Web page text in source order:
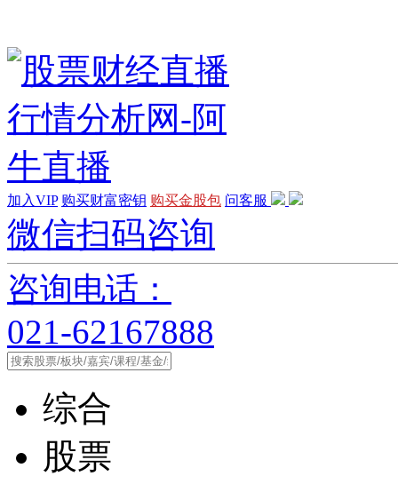
加入VIP 购买财富密钥 购买金股包 问客服
微信扫码咨询
咨询电话：
021-62167888
综合
股票